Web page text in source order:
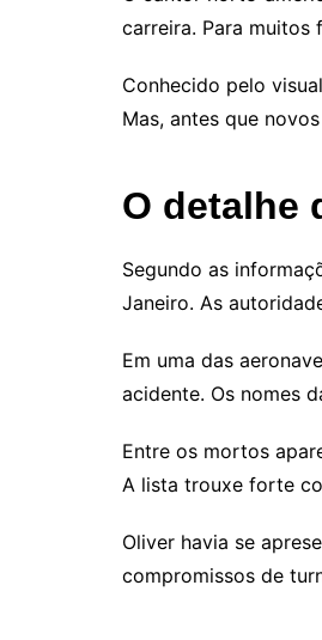
carreira. Para muitos
Conhecido pelo
Mas, antes que
O detalhe
Segundo as
Janeiro. As
Em uma das
acidente. Os nomes
Entre os mortos
A lista trouxe forte
Oliver havia se
compromissos de